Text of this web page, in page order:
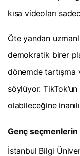
kısa videoları
Öte yandan
demokratik birer
dönemde tartışma
söylüyor.
olabileceğine
Genç seçmenlerin
İstanbul Bilgi